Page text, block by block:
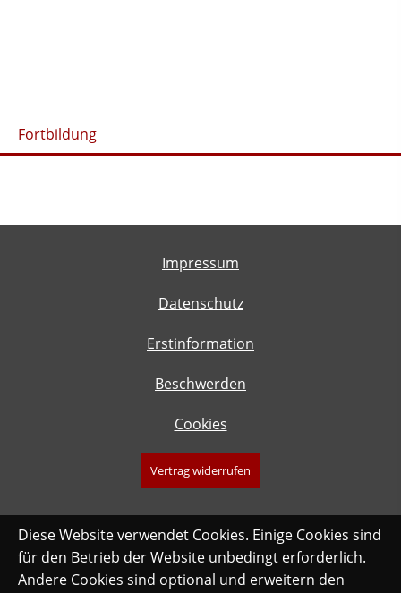
Fortbildung
Impressum
Datenschutz
Erstinformation
Beschwerden
Cookies
Vertrag widerrufen
Diese Website verwendet Cookies. Einige Cookies sind
für den Betrieb der Website unbedingt erforderlich.
Andere Cookies sind optional und erweitern den